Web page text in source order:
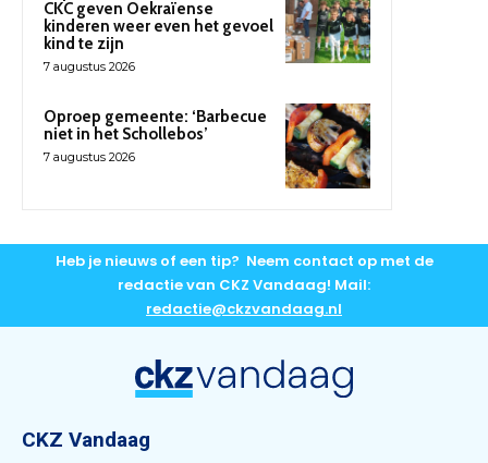
CKC geven Oekraïense
kinderen weer even het gevoel
kind te zijn
7 augustus 2026
Oproep gemeente: ‘Barbecue
niet in het Schollebos’
7 augustus 2026
Heb je nieuws of een tip? Neem contact op met de
redactie van CKZ Vandaag! Mail:
redactie@ckzvandaag.nl
CKZ Vandaag